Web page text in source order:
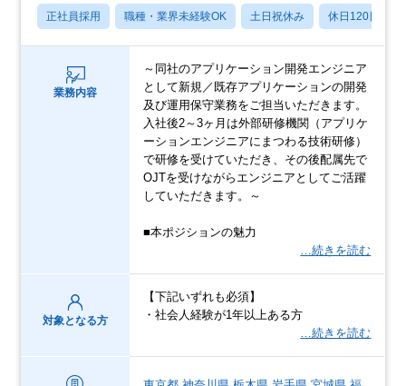
正社員採用 職種・業界未経験OK 土日祝休み 休日120日以上
業務内容
～同社のアプリケーション開発エンジニア
として新規／既存アプリケーションの開発
及び運用保守業務をご担当いただきます。
入社後2～3ヶ月は外部研修機関（アプリケ
ーションエンジニアにまつわる技術研修）
で研修を受けていただき、その後配属先で
OJTを受けながらエンジニアとしてご活躍
していただきます。～
■本ポジションの魅力
…続きを読む
対象となる方
【下記いずれも必須】
・社会人経験が1年以上ある方
…続きを読む